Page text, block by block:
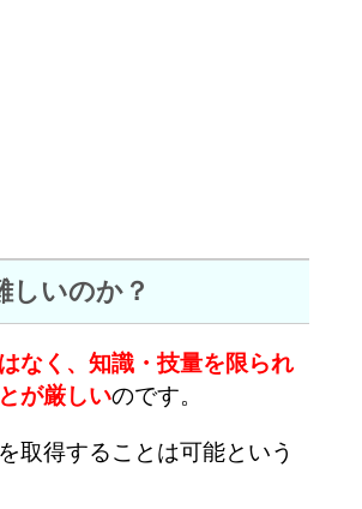
しいのか？
なく、知識・技量を限られ
が厳しいのです。
取得することは可能という